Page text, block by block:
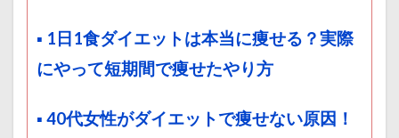
▪ 1日1食ダイエットは本当に痩せる？実際
にやって短期間で痩せたやり方
▪ 40代女性がダイエットで痩せない原因！